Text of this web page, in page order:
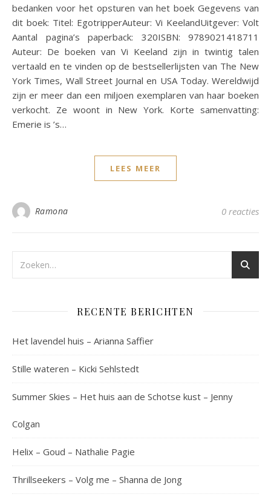
bedanken voor het opsturen van het boek Gegevens van
dit boek: Titel: EgotripperAuteur: Vi KeelandUitgever: Volt
Aantal pagina’s paperback: 320ISBN: 9789021418711
Auteur: De boeken van Vi Keeland zijn in twintig talen
vertaald en te vinden op de bestsellerlijsten van The New
York Times, Wall Street Journal en USA Today. Wereldwijd
zijn er meer dan een miljoen exemplaren van haar boeken
verkocht. Ze woont in New York. Korte samenvatting:
Emerie is ’s…
LEES MEER
Ramona 0 reacties
RECENTE BERICHTEN
Het lavendel huis – Arianna Saffier
Stille wateren – Kicki Sehlstedt
Summer Skies – Het huis aan de Schotse kust – Jenny
Colgan
Helix – Goud – Nathalie Pagie
Thrillseekers – Volg me – Shanna de Jong